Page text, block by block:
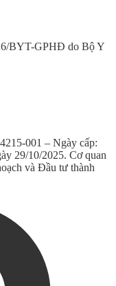
BYT-GPHĐ do Bộ Y
001 – Ngày cấp:
29/10/2025. Cơ quan
và Đầu tư thành